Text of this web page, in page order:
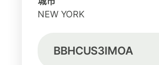
NEW YORK
BBHCUS3IMOA